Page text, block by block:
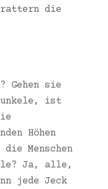
rattern die
Gehen sie
ist
Höhen
Menschen
Ja, alle,
jede Jeck